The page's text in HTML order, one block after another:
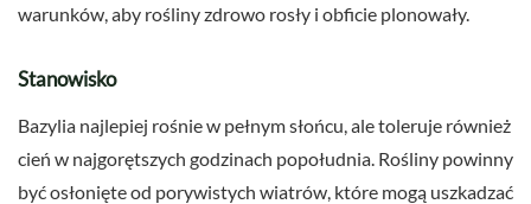
warunków, aby rośliny zdrowo rosły i obficie plonowały.
Stanowisko
Bazylia najlepiej rośnie w pełnym słońcu, ale toleruje również
cień w najgorętszych godzinach popołudnia. Rośliny powinny
być osłonięte od porywistych wiatrów, które mogą uszkadzać